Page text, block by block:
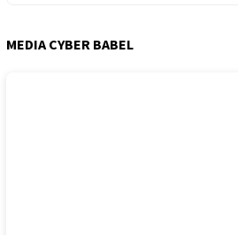
MEDIA CYBER BABEL